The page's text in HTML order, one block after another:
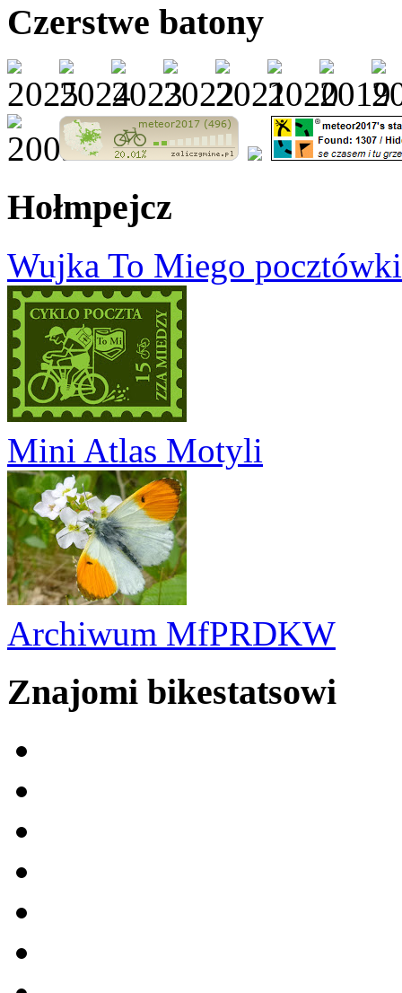
Czerstwe batony
Hołmpejcz
Wujka To Miego
Mini Atlas Motyli
Archiwum MfPRDKW
Znajomi bikestatsowi